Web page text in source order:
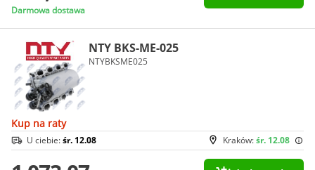
Darmowa dostawa
NTY BKS-ME-025
NTYBKSME025
Kup na raty
Kraków:śr. 12.08
U ciebie:śr. 12.08